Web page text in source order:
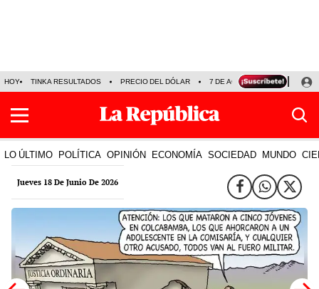
HOY TINKA RESULTADOS PRECIO DEL DÓLAR 7 DE AGOSTO OLLANTA
LO ÚLTIMO POLÍTICA OPINIÓN ECONOMÍA SOCIEDAD MUNDO
Jueves 18 De Junio De 2026